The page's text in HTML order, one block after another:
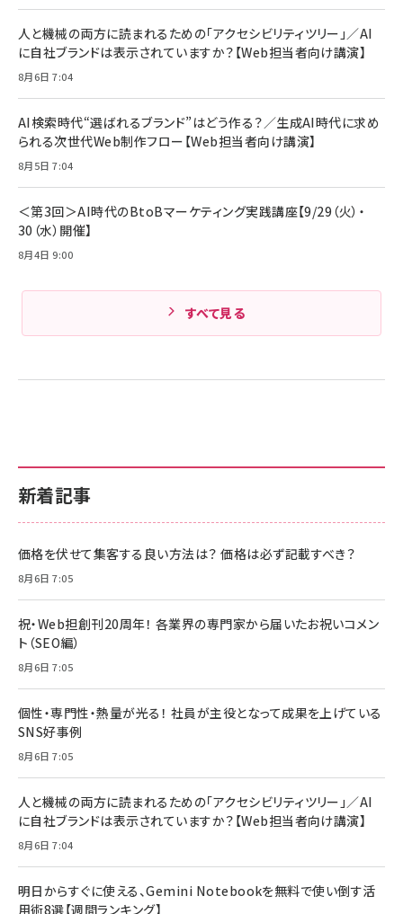
新着記事
価格を伏せて集客する良い方法は？ 価格は必ず記載すべき？
8月6日 7:05
祝・Web担創刊20周年！ 各業界の専門家から届いたお祝いコメン
ト（SEO編）
8月6日 7:05
個性・専門性・熱量が光る！ 社員が主役となって成果を上げている
SNS好事例
8月6日 7:05
人と機械の両方に読まれるための「アクセシビリティツリー」／AI
に自社ブランドは表示されていますか？【Web担当者向け講演】
8月6日 7:04
明日からすぐに使える、Gemini Notebookを無料で使い倒す活
用術8選【週間ランキング】
人と機械の両方に読まれるための「アクセシビリティツリー」／AI
に自社ブランドは表示されていますか？【Web担当者向け講演】
8月6日 7:04
AI検索時代“選ばれるブランド”はどう作る？／生成AI時代に求め
られる次世代Web制作フロー【Web担当者向け講演】
8月5日 7:04
＜第3回＞AI時代のBtoBマーケティング実践講座【9/29（火）・
30（水）開催】
8月4日 9:00
すべて見る